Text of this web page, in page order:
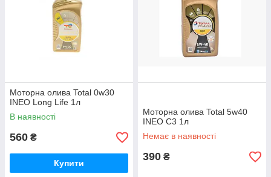
Моторна олива Total 0w30
INEO Long Life 1л
В наявності
560 ₴
Купити
Моторна олива Total 5w40
INEO C3 1л
Немає в наявності
390 ₴